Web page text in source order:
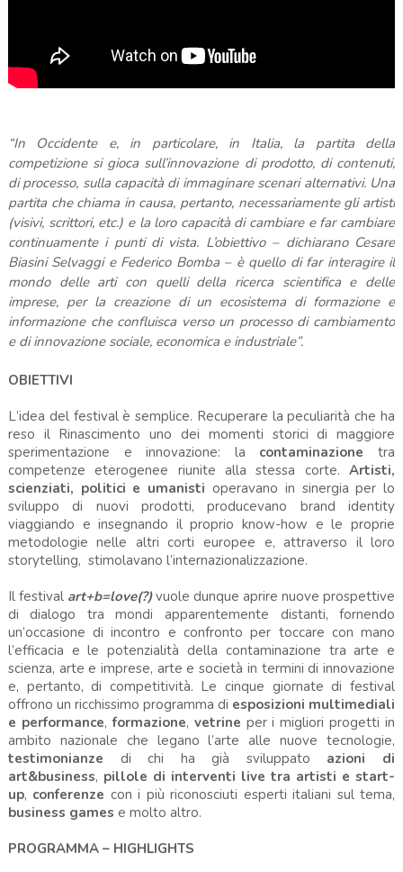
“In Occidente e, in particolare, in Italia, la partita della
competizione si gioca sull’innovazione di prodotto, di contenuti,
di processo, sulla capacità di immaginare scenari alternativi. Una
partita che chiama in causa, pertanto, necessariamente gli artisti
(visivi, scrittori, etc.) e la loro capacità di cambiare e far cambiare
continuamente i punti di vista. L’obiettivo – dichiarano Cesare
Biasini Selvaggi e Federico Bomba – è quello di far interagire il
mondo delle arti con quelli della ricerca scientifica e delle
imprese, per la creazione di un ecosistema di formazione e
informazione che confluisca verso un processo di cambiamento
e di innovazione sociale, economica e industriale”.
OBIETTIVI
L’idea del festival è semplice. Recuperare la peculiarità che ha
reso il Rinascimento uno dei momenti storici di maggiore
sperimentazione e innovazione: la contaminazione tra
competenze eterogenee riunite alla stessa corte.Artisti,
scienziati, politici e umanisti operavano in sinergia per lo
sviluppo di nuovi prodotti, producevano brand identity
viaggiando e insegnando il proprio know-how e le proprie
metodologie nelle altri corti europee e, attraverso il loro
storytelling, stimolavano l’internazionalizzazione.
Il festival art+b=love(?) vuole dunque aprire nuove prospettive
di dialogo tra mondi apparentemente distanti, fornendo
un’occasione di incontro e confronto per toccare con mano
l’efficacia e le potenzialità della contaminazione tra arte e
scienza, arte e imprese, arte e società in termini di innovazione
e, pertanto, di competitività. Le cinque giornate di festival
offrono un ricchissimo programma di esposizioni multimediali
e performance,formazione, vetrine per i migliori progetti in
ambito nazionale che legano l’arte alle nuove tecnologie,
testimonianze di chi ha già sviluppato azioni di
art&business, pillole di interventi live tra artisti e start-
up, conferenze con i più riconosciuti esperti italiani sul tema,
business games e molto altro.
PROGRAMMA – HIGHLIGHTS